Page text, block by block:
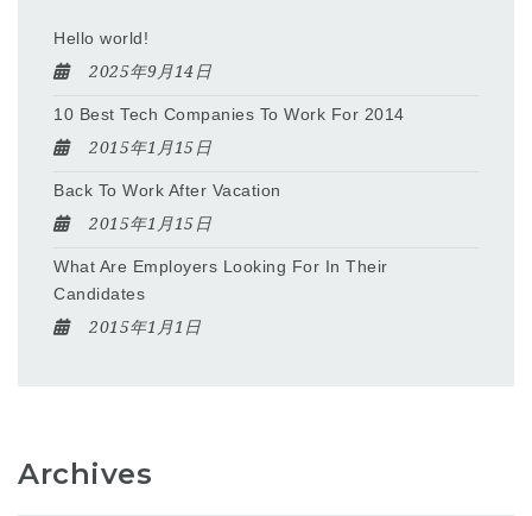
Hello world!
2025年9月14日
10 Best Tech Companies To Work For 2014
2015年1月15日
Back To Work After Vacation
2015年1月15日
What Are Employers Looking For In Their
Candidates
2015年1月1日
Archives